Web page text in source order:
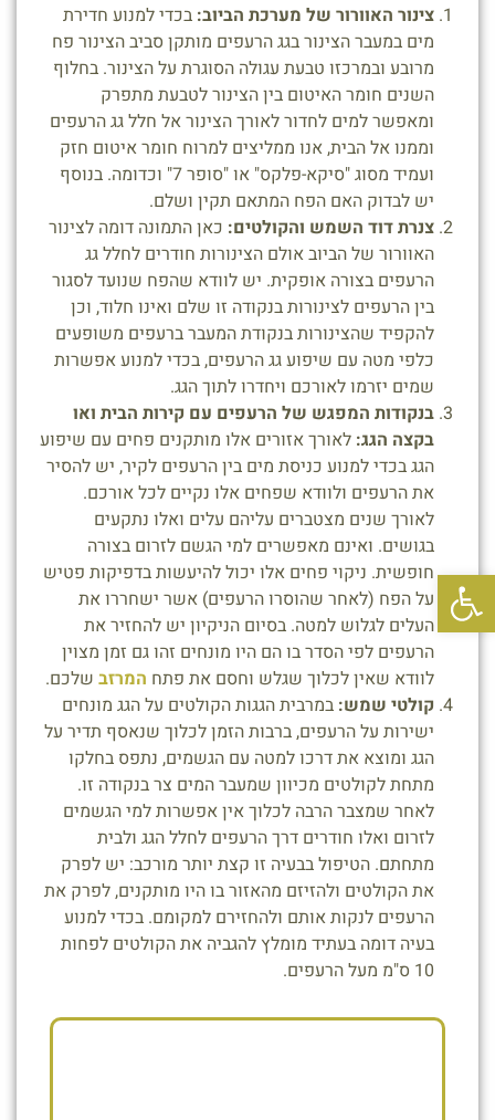
פתח סרגל נגישות
צינור האוורור של מערכת הביוב: בכדי למנוע חדירת
מים במעבר הצינור בגג הרעפים מותקן סביב הצינור פח
מרובע ובמרכזו טבעת עגולה הסוגרת על הצינור. בחלוף
השנים חומר האיטום בין הצינור לטבעת מתפרק
ומאפשר למים לחדור לאורך הצינור אל חלל גג הרעפים
וממנו אל הבית, אנו ממליצים למרוח חומר איטום חזק
ועמיד מסוג "סיקא-פלקס" או "סופר 7" וכדומה. בנוסף
יש לבדוק האם הפח המתאם תקין ושלם.
צנרת דוד השמש והקולטים: כאן התמונה דומה לצינור
האוורור של הביוב אולם הצינורות חודרים לחלל גג
הרעפים בצורה אופקית. יש לוודא שהפח שנועד לסגור
בין הרעפים לצינורות בנקודה זו שלם ואינו חלוד, וכן
להקפיד שהצינורות בנקודת המעבר ברעפים משופעים
כלפי מטה עם שיפוע גג הרעפים, בכדי למנוע אפשרות
שמים יזרמו לאורכם ויחדרו לתוך הגג.
בנקודות המפגש של הרעפים עם קירות הבית ואו
בקצה הגג: לאורך אזורים אלו מותקנים פחים עם שיפוע
הגג בכדי למנוע כניסת מים בין הרעפים לקיר, יש להסיר
את הרעפים ולוודא שפחים אלו נקיים לכל אורכם.
לאורך שנים מצטברים עליהם עלים ואלו נתקעים
בגושים. ואינם מאפשרים למי הגשם לזרום בצורה
חופשית. ניקוי פחים אלו יכול להיעשות בדפיקות פטיש
על הפח (לאחר שהוסרו הרעפים) אשר ישחררו את
העלים לגלוש למטה. בסיום הניקיון יש להחזיר את
הרעפים לפי הסדר בו הם היו מונחים זהו גם זמן מצוין
לוודא שאין לכלוך שגלש וחסם את פתח המרזב שלכם.
קולטי שמש: במרבית הגגות הקולטים על הגג מונחים
ישירות על הרעפים, ברבות הזמן לכלוך שנאסף תדיר על
הגג ומוצא את דרכו למטה עם הגשמים, נתפס בחלקו
מתחת לקולטים מכיוון שמעבר המים צר בנקודה זו.
לאחר שמצבר הרבה לכלוך אין אפשרות למי הגשמים
לזרום ואלו חודרים דרך הרעפים לחלל הגג ולבית
מתחתם. הטיפול בבעיה זו קצת יותר מורכב: יש לפרק
את הקולטים ולהזיזם מהאזור בו היו מותקנים, לפרק את
הרעפים לנקות אותם ולהחזירם למקומם. בכדי למנוע
בעיה דומה בעתיד מומלץ להגביה את הקולטים לפחות
10 ס"מ מעל הרעפים.